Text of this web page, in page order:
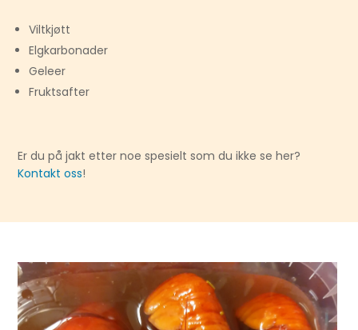
Viltkjøtt
Elgkarbonader
Geleer
Fruktsafter
Er du på jakt etter noe spesielt som du ikke se her?
Kontakt oss!